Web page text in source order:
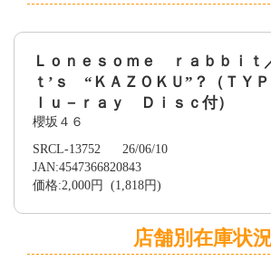
Ｌｏｎｅｓｏｍｅ ｒａｂｂｉｔ
ｔ’ｓ “ＫＡＺＯＫＵ”？（ＴＹ
ｌｕ－ｒａｙ Ｄｉｓｃ付）
櫻坂４６
SRCL-13752 26/06/10
JAN:4547366820843
価格:2,000円 (1,818円)
店舗別在庫状